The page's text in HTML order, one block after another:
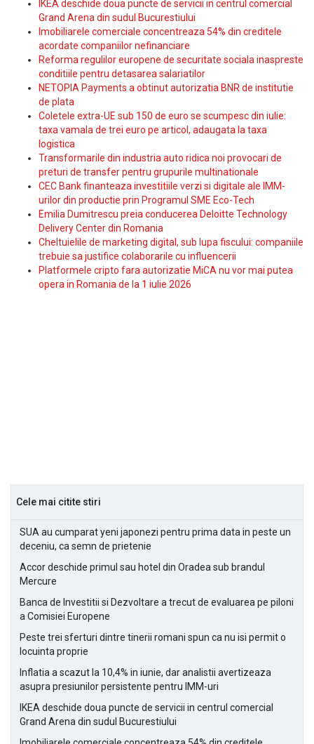
IKEA deschide doua puncte de servicii in centrul comercial
Grand Arena din sudul Bucurestiului
Imobiliarele comerciale concentreaza 54% din creditele
acordate companiilor nefinanciare
Reforma regulilor europene de securitate sociala inaspreste
conditiile pentru detasarea salariatilor
NETOPIA Payments a obtinut autorizatia BNR de institutie
de plata
Coletele extra-UE sub 150 de euro se scumpesc din iulie:
taxa vamala de trei euro pe articol, adaugata la taxa
logistica
Transformarile din industria auto ridica noi provocari de
preturi de transfer pentru grupurile multinationale
CEC Bank finanteaza investitiile verzi si digitale ale IMM-
urilor din productie prin Programul SME Eco-Tech
Emilia Dumitrescu preia conducerea Deloitte Technology
Delivery Center din Romania
Cheltuielile de marketing digital, sub lupa fiscului: companiile
trebuie sa justifice colaborarile cu influencerii
Platformele cripto fara autorizatie MiCA nu vor mai putea
opera in Romania de la 1 iulie 2026
Cele mai citite stiri
SUA au cumparat yeni japonezi pentru prima data in peste un
deceniu, ca semn de prietenie
Accor deschide primul sau hotel din Oradea sub brandul
Mercure
Banca de Investitii si Dezvoltare a trecut de evaluarea pe piloni
a Comisiei Europene
Peste trei sferturi dintre tinerii romani spun ca nu isi permit o
locuinta proprie
Inflatia a scazut la 10,4% in iunie, dar analistii avertizeaza
asupra presiunilor persistente pentru IMM-uri
IKEA deschide doua puncte de servicii in centrul comercial
Grand Arena din sudul Bucurestiului